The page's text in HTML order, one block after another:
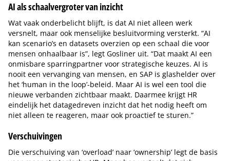
AI als schaalvergroter van inzicht
Wat vaak onderbelicht blijft, is dat AI niet alleen werk
versnelt, maar ook menselijke besluitvorming versterkt. “AI
kan scenario’s en datasets overzien op een schaal die voor
mensen onhaalbaar is”, legt Gosliner uit. “Dat maakt AI een
onmisbare sparringpartner voor strategische keuzes. AI is
nooit een vervanging van mensen, en SAP is glashelder over
het ‘human in the loop’-beleid. Maar AI is wel een tool die
nieuwe verbanden zichtbaar maakt. Daarmee krijgt HR
eindelijk het datagedreven inzicht dat het nodig heeft om
niet alleen te reageren, maar ook proactief te sturen.”
Verschuivingen
Die verschuiving van ‘overload’ naar ‘ownership’ legt de basis